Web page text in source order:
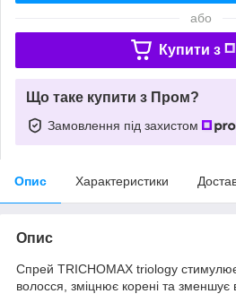
або
Купити з
Що таке купити з Пром?
Замовлення під захистом
Опис Характеристики
Опис
Спрей TRICHOMAX triology
волосся, зміцнює корені та